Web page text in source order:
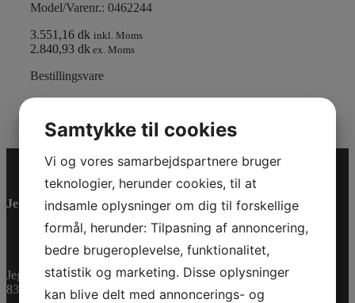
Model/Varenr.: 0462244
3.551,16 dk inkl. Moms
2.840,93 dk ex. Moms
Bestillingsvare
Varenummer (SKU):
Jet-Trade Powersport
Jegstrupvej 280
8361 Hasselager
Samtykke til cookies
Vi og vores samarbejdspartnere bruger
teknologier, herunder cookies, til at
indsamle oplysninger om dig til forskellige
formål, herunder: Tilpasning af annoncering,
bedre brugeroplevelse, funktionalitet,
statistik og marketing. Disse oplysninger
kan blive delt med annoncerings- og